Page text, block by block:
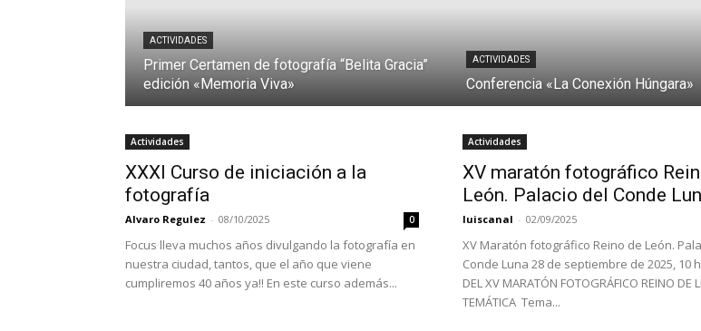
ACTIVIDADES
Primer Certamen de fotografía “Belita Gracia”
edición «Memoria Viva»
ACTIVIDADES
Conferencia «La Conexión Húngara»
Actividades
XXXI Curso de iniciación a la
fotografía
Alvaro Regulez - 08/10/2025 0
Focus lleva muchos años divulgando la fotografía en
nuestra ciudad, tantos, que el año que viene
cumpliremos 40 años ya!! En este curso además...
Actividades
XV maratón fotográfico
León. Palacio del Conde
luiscanal - 02/09/2025
XV Maratón fotográfico Reino de León.
Conde Luna 28 de septiembre de 2025, 10 h
DEL XV MARATÓN FOTOGRÁFICO REINO DE
TEMÁTICA Tema...